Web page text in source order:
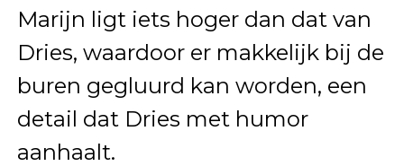
Marijn ligt iets hoger dan dat van
Dries, waardoor er makkelijk bij de
buren gegluurd kan worden, een
detail dat Dries met humor
aanhaalt.